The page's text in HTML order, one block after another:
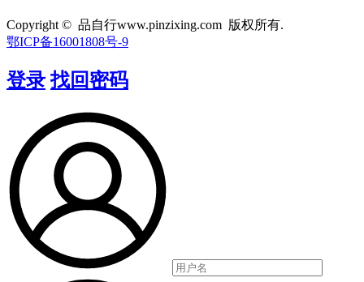
Copyright © 品自行www.pinzixing.com 版权所有.
鄂ICP备16001808号-9
登录 找回密码